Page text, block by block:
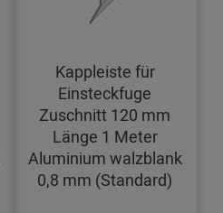
Kappleiste für
Einsteckfuge
Zuschnitt 120 mm
Länge 1 Meter
Aluminium walzblank
0,8 mm (Standard)